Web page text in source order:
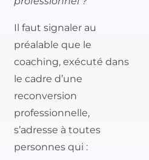
Il faut signaler au
préalable que le
coaching, exécuté dans
le cadre d’une
reconversion
professionnelle,
s’adresse à toutes
personnes qui :